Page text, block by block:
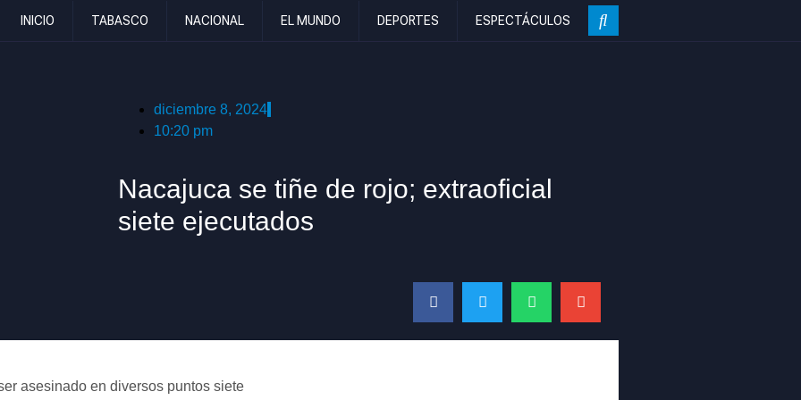
INICIO TABASCO NACIONAL EL MUNDO DEPORTES ESPECTÁCULOS
diciembre 8, 2024
10:20 pm
Nacajuca se tiñe de rojo; extraoficial
siete ejecutados
asesinado en diversos puntos siete